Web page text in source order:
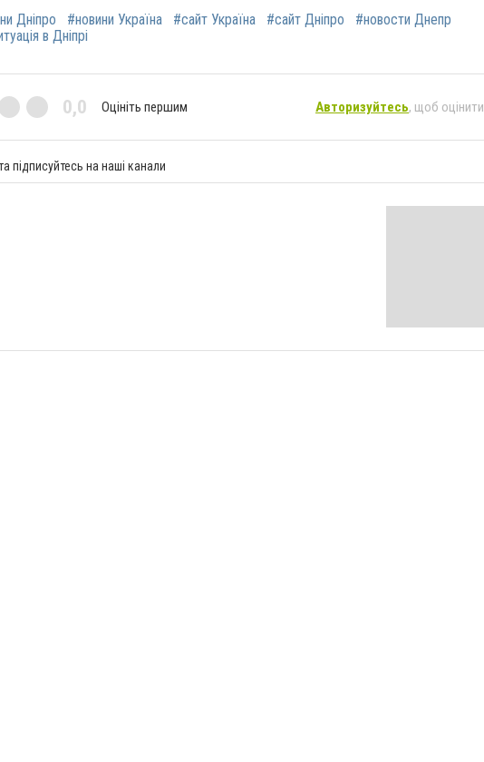
Дніпро #новини Україна #сайт Україна #сайт Дніпро
#новости Днепр
в Дніпрі
0,0 Оцініть першим Авторизуйтесь, щоб оцінити
підписуйтесь на наші канали